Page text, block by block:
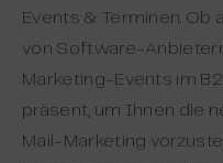
Events & Terminen. Ob
von Software-
Marketing-Events im
präsent, um Ihnen die
Mail-Marketing